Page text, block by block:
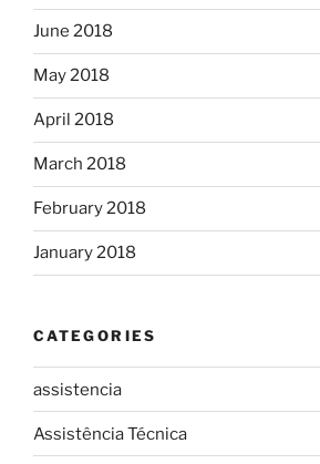
June 2018
May 2018
April 2018
March 2018
February 2018
January 2018
CATEGORIES
assistencia
Assistência Técnica